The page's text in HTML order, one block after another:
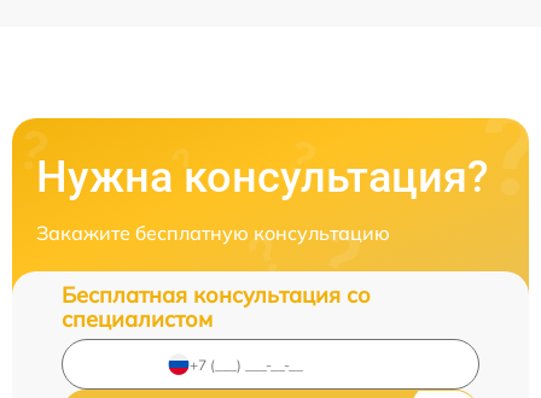
Нужна консультация?
Закажите бесплатную консультацию
Бесплатная консультация со
специалистом